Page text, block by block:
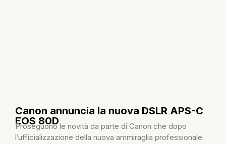
Canon annuncia la nuova DSLR APS-C
EOS 80D
Proseguono le novità da parte di Canon che dopo
l’ufficializzazione della nuova ammiraglia professionale